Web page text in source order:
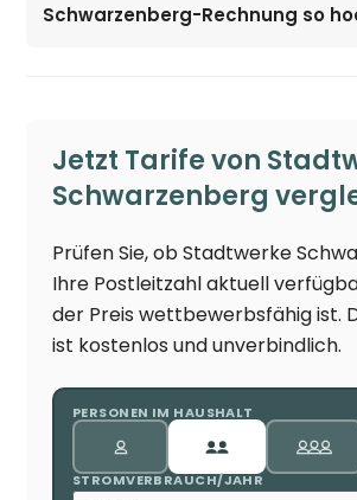
Schwarzenberg-Rechnung so
Jetzt Tarife von
Schwarzenberg
Prüfen Sie, ob Stadtwerke
Ihre Postleitzahl aktuell
der Preis wettbewerbsfähig ist.
ist kostenlos und unverbindlich.
PERSONEN IM HAUSHALT
STROMVERBRAUCH/JAHR